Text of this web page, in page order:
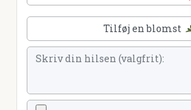
Tilføj en blomst